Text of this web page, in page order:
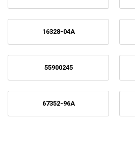
16328-04A
55900245
67352-96A